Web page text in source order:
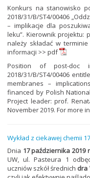
Konkurs na stanowisko
2018/31/B/ST4/00406
– implikacje dla
leku”. Kierownik projektu:
należy składać w
informacji >> pdf
Position of post-
2018/31/B/ST4/00406
membranes –
financed by Polish
Project leader: prof.
November 2019. For more
Wykład z ciekawej chemii
Dnia 17 października2019
UW, ul. Pasteura 1
uczniów szkół średnich dra